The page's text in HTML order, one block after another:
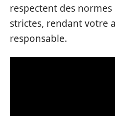
respectent des
strictes, rendant votre
responsable.